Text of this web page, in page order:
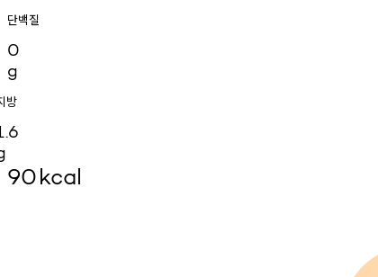
단백질
0
g
방
90kcal